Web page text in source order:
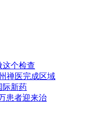
这个检查
禅医完成区域
际新药
患者迎来治